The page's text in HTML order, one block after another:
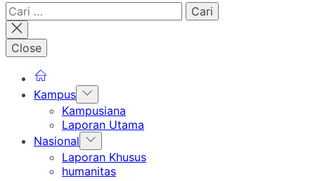
Cari
untuk:
Close
Kampus Show
sub
menu
Kampusiana
Laporan Utama
Nasional Show
sub
menu
Laporan Khusus
humanitas